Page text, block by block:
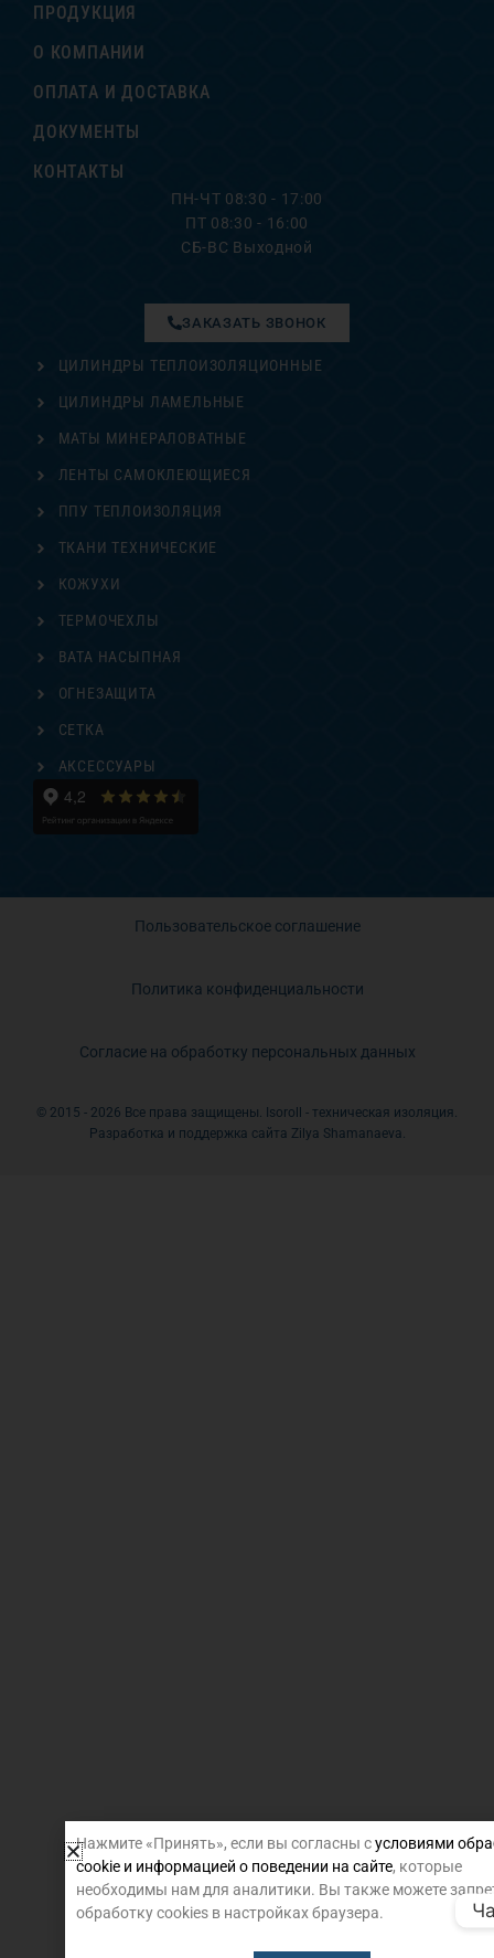
ПРОДУКЦИЯ
О КОМПАНИИ
ОПЛАТА И ДОСТАВКА
ДОКУМЕНТЫ
КОНТАКТЫ
ПН-ЧТ 08:30 - 17:00
ПТ 08:30 - 16:00
СБ-ВС Выходной
ЦИЛИНДРЫ ТЕПЛОИЗОЛЯЦИОННЫЕ
ЦИЛИНДРЫ ЛАМЕЛЬНЫЕ
МАТЫ МИНЕРАЛОВАТНЫЕ
ЛЕНТЫ САМОКЛЕЮЩИЕСЯ
ППУ ТЕПЛОИЗОЛЯЦИЯ
ТКАНИ ТЕХНИЧЕСКИЕ
ЗАКАЗАТЬ ЗВОНОК
КОЖУХИ
ТЕРМОЧЕХЛЫ
ВАТА НАСЫПНАЯ
ОГНЕЗАЩИТА
СЕТКА
АКСЕССУАРЫ
Пользовательское соглашение
Политика конфиденциальности
Согласие на обработку персональных данных
© 2015 - 2026 Все права защищены. Isoroll - техническая изоляция.
Разработка и поддержка сайта Zilya Shamanaeva.
Нажмите «Принять», если вы согласны сусловиями
cookie и информацией о поведении на сайте, которые
необходимы нам для аналитики. Вы также можете
обработку cookies в настройках браузера.